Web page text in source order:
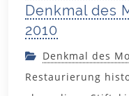
Denkmal des
2010
Denkmal des
Restaurierung